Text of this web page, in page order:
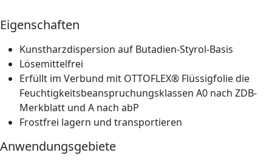
Eigenschaften
Kunstharzdispersion auf Butadien-Styrol-Basis
Lösemittelfrei
Erfüllt im Verbund mit OTTOFLEX® Flüssigfolie die
Feuchtigkeitsbeanspruchungsklassen A0 nach ZDB-
Merkblatt und A nach abP
Frostfrei lagern und transportieren
Anwendungsgebiete